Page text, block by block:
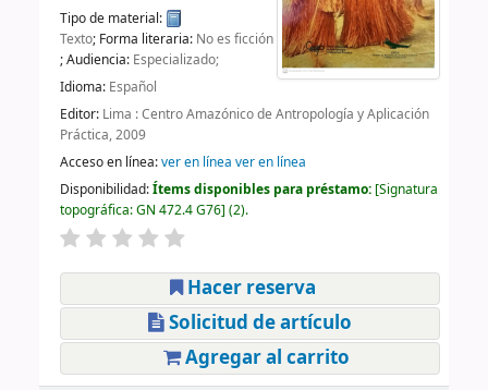
Tipo de material:
Texto; Forma literaria: No es ficción
; Audiencia: Especializado;
Idioma: Español
Editor: Lima : Centro Amazónico de Antropología y Aplicación
Práctica, 2009
Acceso en línea:ver en línea ver en línea
Disponibilidad:Ítems disponibles para préstamo: Signatura
topográfica:GN 472.4 G76 (2).
Hacer reserva
Solicitud de artículo
Agregar al carrito